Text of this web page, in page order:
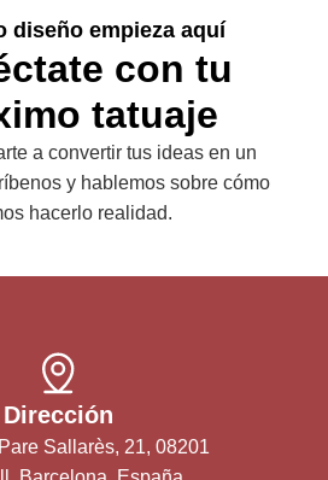
diseño empieza aquí
con tu
tatuaje
a convertir tus ideas en un
y hablemos sobre cómo
hacerlo realidad.
Dirección
Sallarès, 21, 08201